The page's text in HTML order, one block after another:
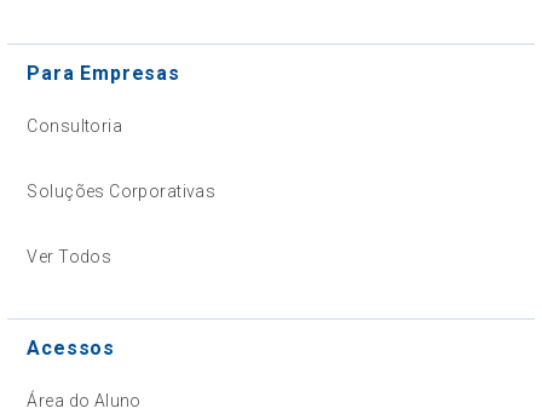
Para Empresas
Consultoria
Soluções Corporativas
Ver Todos
Acessos
Área do Aluno